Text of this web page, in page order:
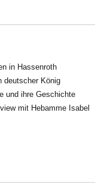
in Hassenroth
deutscher König
und ihre Geschichte
mit Hebamme Isabel